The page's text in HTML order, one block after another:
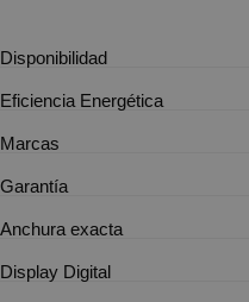
Disponibilidad
Eficiencia Energética
Marcas
Garantía
Anchura exacta
Display Digital